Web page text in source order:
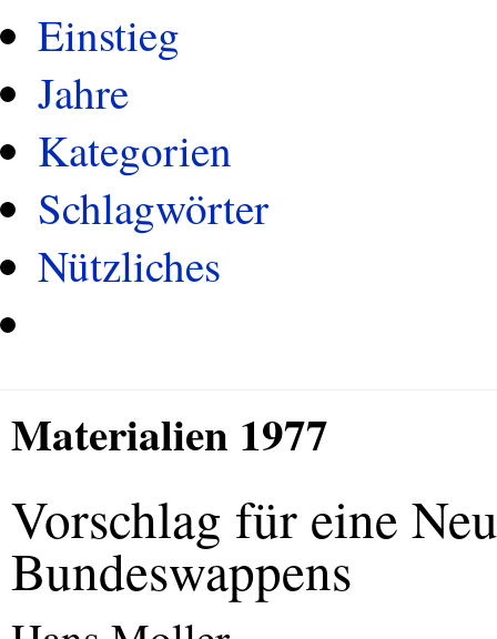
Einstieg
Jahre
Kategorien
Schlagwörter
Nützliches
Materialien 1977
Vorschlag für eine
Bundeswappens